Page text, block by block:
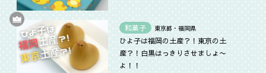
和菓子 東京都・福岡県
ひよ子は福岡の土産？！東京の土
産？！白黒はっきりさせましょ〜
よ！！